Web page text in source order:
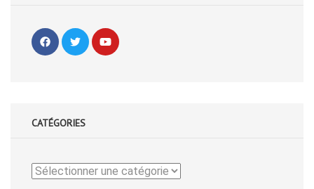
CATÉGORIES
Catégories